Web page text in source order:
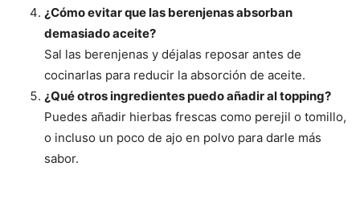
¿Cómo evitar que las berenjenas absorban
demasiado aceite?
Sal las berenjenas y déjalas reposar antes de
cocinarlas para reducir la absorción de aceite.
¿Qué otros ingredientes puedo añadir al topping?
Puedes añadir hierbas frescas como perejil o tomillo,
o incluso un poco de ajo en polvo para darle más
sabor.